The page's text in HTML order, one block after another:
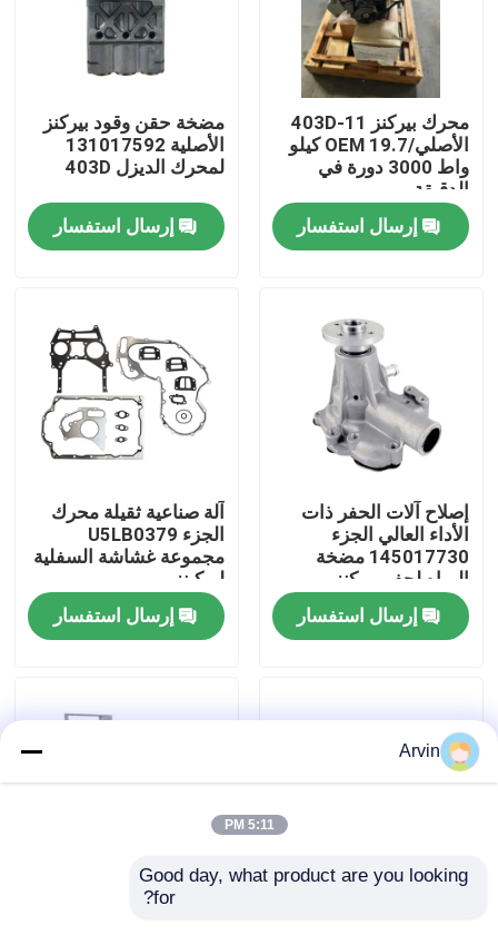
المنتجات
حول بنا
جولة في المعمل
ضبط الجودة
اتصل بنا
طلب اقتباس
محرك بيركنز 403D-11
الأصلي/OEM 19.7 كيلو
واط 3000 دورة في
الدقيقة
إرسال استفسار
مضخة حقن وقود بيركنز
الأصلية 131017592
لمحرك الديزل 403D
إرسال استفسار
إصلاح آلات الحفر ذات
الأداء العالي الجزء
145017730 مضخة
المياه لحفر بيركنز
إرسال استفسار
آلة صناعية ثقيلة محرك
الجزء U5LB0379
مجموعة غشاشة السفلية
لبركينز
إرسال استفسار
تصفية زيت هيدروليكية
Arvin
5:11 PM
Good day, what product are you looking
for?